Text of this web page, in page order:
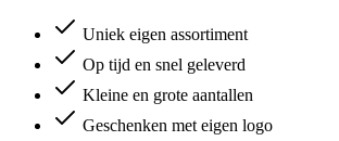
Uniek eigen assortiment
Op tijd en snel geleverd
Kleine en grote aantallen
Geschenken met eigen logo